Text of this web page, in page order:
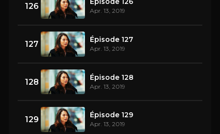
126 Apr. 13, 2019
127 Épisode 127
Apr. 13, 2019
128 Épisode 128
Apr. 13, 2019
129 Épisode 129
Apr. 13, 2019